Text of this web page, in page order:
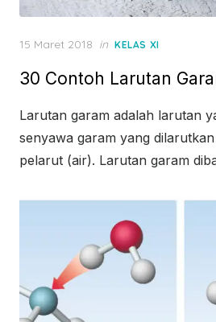
Posted
15 Maret 2018 in KELAS XI
30 Contoh Larutan
Larutan garam adalah larutan
senyawa garam yang
pelarut (air). Larutan garam